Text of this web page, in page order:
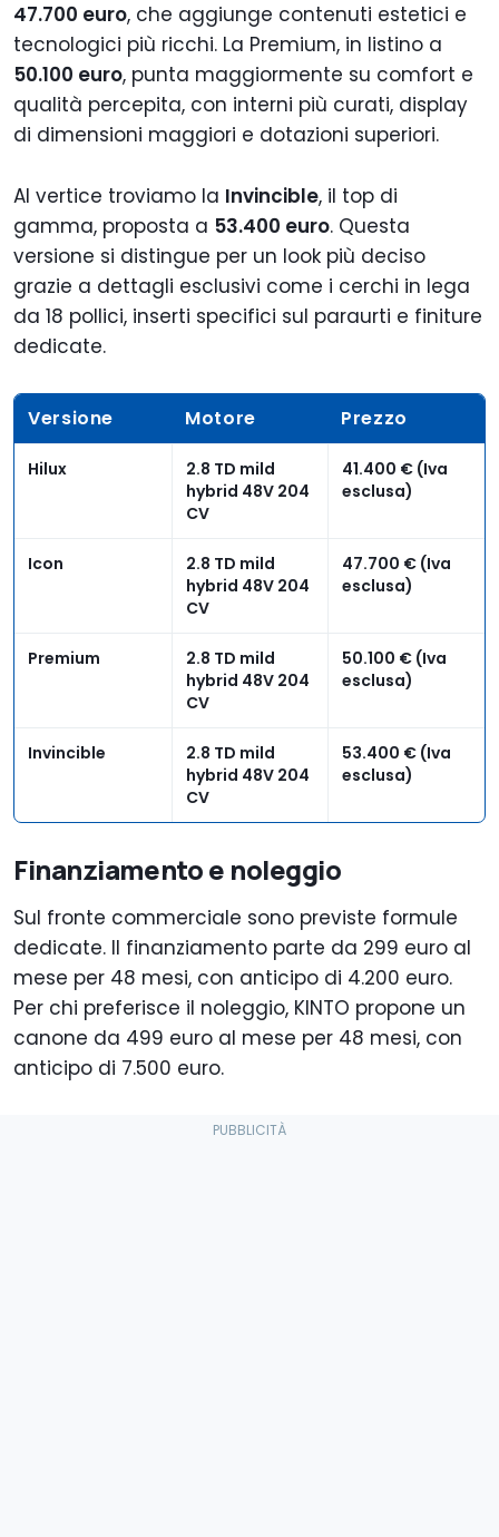
47.700 euro, che aggiunge contenuti estetici e
tecnologici più ricchi. La Premium, in listino a
50.100 euro, punta maggiormente su comfort e
qualità percepita, con interni più curati, display
di dimensioni maggiori e dotazioni superiori.
Al vertice troviamo la Invincible, il top di
gamma, proposta a 53.400 euro. Questa
versione si distingue per un look più deciso
grazie a dettagli esclusivi come i cerchi in lega
da 18 pollici, inserti specifici sul paraurti e finiture
dedicate.
Versione Motore Prezzo
Hilux
2.8 TD mild
hybrid 48V 204
CV
41.400 € (Iva
esclusa)
Icon
2.8 TD mild
hybrid 48V 204
CV
47.700 € (Iva
esclusa)
Premium
2.8 TD mild
hybrid 48V 204
CV
50.100 € (Iva
esclusa)
Invincible
2.8 TD mild
hybrid 48V 204
CV
53.400 € (Iva
esclusa)
Finanziamento e noleggio
Sul fronte commerciale sono previste formule
dedicate. Il finanziamento parte da 299 euro al
mese per 48 mesi, con anticipo di 4.200 euro.
Per chi preferisce il noleggio, KINTO propone un
canone da 499 euro al mese per 48 mesi, con
anticipo di 7.500 euro.